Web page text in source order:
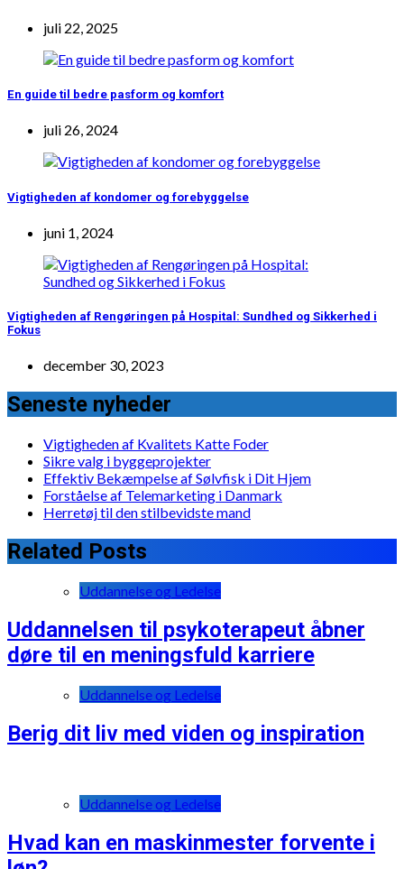
juli 22, 2025
En guide til bedre pasform og komfort
juli 26, 2024
Vigtigheden af kondomer og forebyggelse
juni 1, 2024
Vigtigheden af Rengøringen på Hospital: Sundhed og Sikkerhed i
Fokus
december 30, 2023
Seneste nyheder
Vigtigheden af Kvalitets Katte Foder
Sikre valg i byggeprojekter
Effektiv Bekæmpelse af Sølvfisk i Dit Hjem
Forståelse af Telemarketing i Danmark
Herretøj til den stilbevidste mand
Related Posts
Uddannelse og Ledelse
Uddannelsen til psykoterapeut åbner
døre til en meningsfuld karriere
Uddannelse og Ledelse
Berig dit liv med viden og inspiration
Uddannelse og Ledelse
Hvad kan en maskinmester forvente i